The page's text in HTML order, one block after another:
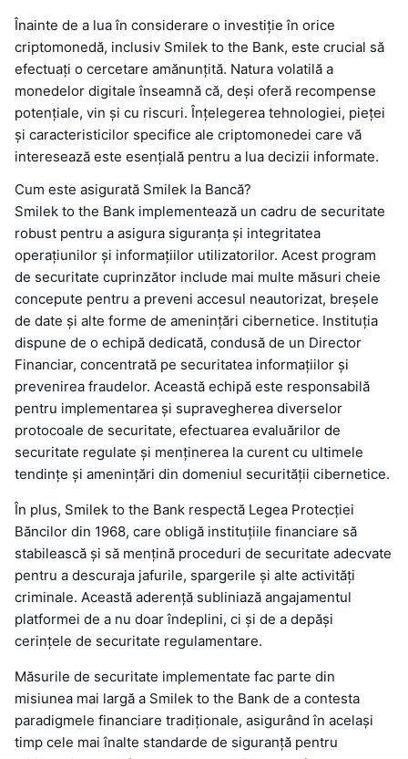
Înainte de a lua în considerare o investiție în orice
criptomonedă, inclusiv Smilek to the Bank, este crucial să
efectuați o cercetare amănunțită. Natura volatilă a
monedelor digitale înseamnă că, deși oferă recompense
potențiale, vin și cu riscuri. Înțelegerea tehnologiei, pieței
și caracteristicilor specifice ale criptomonedei care vă
interesează este esențială pentru a lua decizii informate.
Cum este asigurată Smilek la Bancă?
Smilek to the Bank implementează un cadru de securitate
robust pentru a asigura siguranța și integritatea
operațiunilor și informațiilor utilizatorilor. Acest program
de securitate cuprinzător include mai multe măsuri cheie
concepute pentru a preveni accesul neautorizat, breșele
de date și alte forme de amenințări cibernetice. Instituția
dispune de o echipă dedicată, condusă de un Director
Financiar, concentrată pe securitatea informațiilor și
prevenirea fraudelor. Această echipă este responsabilă
pentru implementarea și supravegherea diverselor
protocoale de securitate, efectuarea evaluărilor de
securitate regulate și menținerea la curent cu ultimele
tendințe și amenințări din domeniul securității cibernetice.
În plus, Smilek to the Bank respectă Legea Protecției
Băncilor din 1968, care obligă instituțiile financiare să
stabilească și să mențină proceduri de securitate adecvate
pentru a descuraja jafurile, spargerile și alte activități
criminale. Această aderență subliniază angajamentul
platformei de a nu doar îndeplini, ci și de a depăși
cerințele de securitate regulamentare.
Măsurile de securitate implementate fac parte din
misiunea mai largă a Smilek to the Bank de a contesta
paradigmele financiare tradiționale, asigurând în același
timp cele mai înalte standarde de siguranță pentru